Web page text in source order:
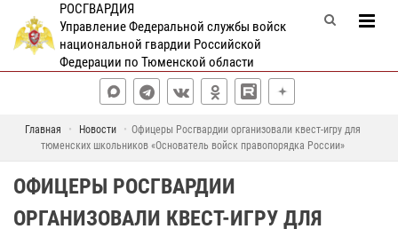
РОСГВАРДИЯ
Управление Федеральной службы войск
национальной гвардии Российской
Федерации по Тюменской области
Главная Новости
Офицеры Росгвардии организовали квест-игру для
тюменских школьников «Основатель войск правопорядка России»
ОФИЦЕРЫ РОСГВАРДИИ
ОРГАНИЗОВАЛИ КВЕСТ-ИГРУ ДЛЯ